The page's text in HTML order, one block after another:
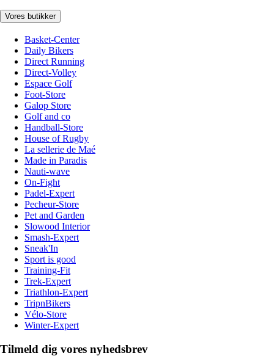
Vores butikker
Basket-Center
Daily Bikers
Direct Running
Direct-Volley
Espace Golf
Foot-Store
Galop Store
Golf and co
Handball-Store
House of Rugby
La sellerie de Maé
Made in Paradis
Nauti-wave
On-Fight
Padel-Expert
Pecheur-Store
Pet and Garden
Slowood Interior
Smash-Expert
Sneak'In
Sport is good
Training-Fit
Trek-Expert
Triathlon-Expert
TripnBikers
Vélo-Store
Winter-Expert
Tilmeld dig vores nyhedsbrev